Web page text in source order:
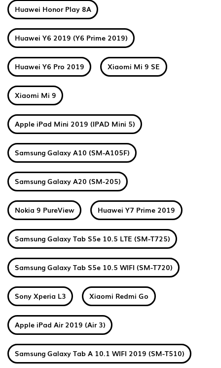
Huawei Honor Play 8A
Huawei Y6 2019 (Y6 Prime 2019)
Huawei Y6 Pro 2019 Xiaomi Mi 9 SE
Xiaomi Mi 9
Apple iPad Mini 2019 (IPAD Mini 5)
Samsung Galaxy A10 (SM-A105F)
Samsung Galaxy A20 (SM-205)
Nokia 9 PureView Huawei Y7 Prime 2019
Samsung Galaxy Tab S5e 10.5 LTE (SM-T725)
Samsung Galaxy Tab S5e 10.5 WIFI (SM-T720)
Sony Xperia L3 Xiaomi Redmi Go
Apple iPad Air 2019 (Air 3)
Samsung Galaxy Tab A 10.1 WIFI 2019 (SM-T510)